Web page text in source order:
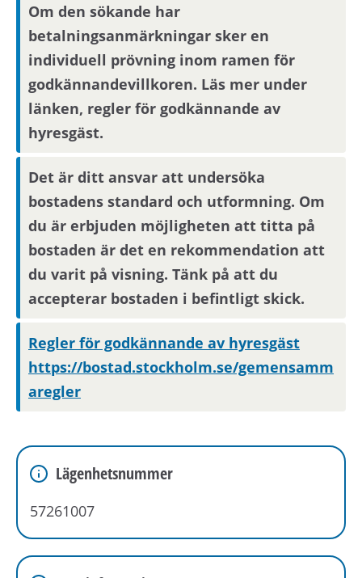
Om du blir aktuell för bostaden behöver du
kontakta din nuvarande hyresvärd och
godkänna att denne lämnar ut
boendereferenser om dig till den nya
hyresvärden.
Om den sökande har
betalningsanmärkningar sker en
individuell prövning inom ramen för
godkännandevillkoren. Läs mer under
länken, regler för godkännande av
hyresgäst.
Det är ditt ansvar att undersöka
bostadens standard och utformning. Om
du är erbjuden möjligheten att titta på
bostaden är det en rekommendation att
du varit på visning. Tänk på att du
accepterar bostaden i befintligt skick.
Regler för godkännande av hyresgäst
https://bostad.stockholm.se/gemensamm
aregler
Lägenhetsnummer
57261007